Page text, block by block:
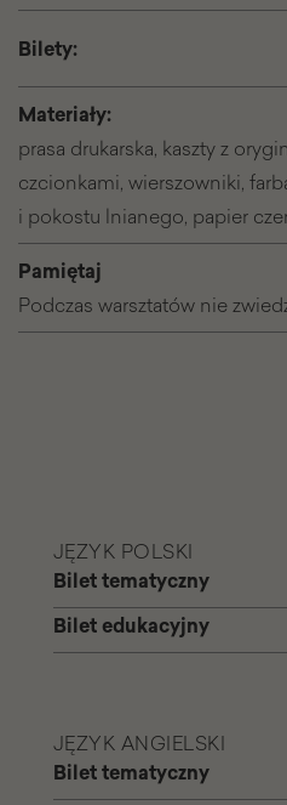
Bilety:
Materiały:
prasa drukarska, kaszty z
czcionkami, wierszowniki,
i pokostu lnianego, papier
Pamiętaj
Podczas warsztatów nie
JĘZYK POLSKI
Bilet tematyczny
Bilet edukacyjny
JĘZYK ANGIELSKI
Bilet tematyczny